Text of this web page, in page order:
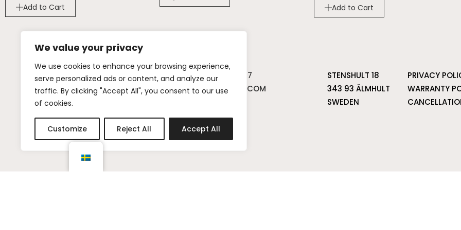
We value your privacy
We use cookies to enhance your browsing experience,
serve personalized ads or content, and analyze our
traffic. By clicking "Accept All", you consent to our use
of cookies.
Customize Reject All Accept All
Add to Cart Add to Cart
+46 (0)72 442 81 37
INFO@VWMSTUDIO.COM
STENSHULT 18
343 93 ÄLMHULT
SWEDEN
PRIVACY
WARRANTY